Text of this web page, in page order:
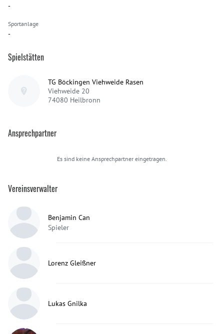
-
Sportanlage
-
Spielstätten
TG Böckingen Viehweide Rasen
Viehweide 20
74080 Heilbronn
Ansprechpartner
Es sind keine Ansprechpartner eingetragen.
Vereinsverwalter
Benjamin Can
Spieler
Lorenz Gleißner
Lukas Gnilka